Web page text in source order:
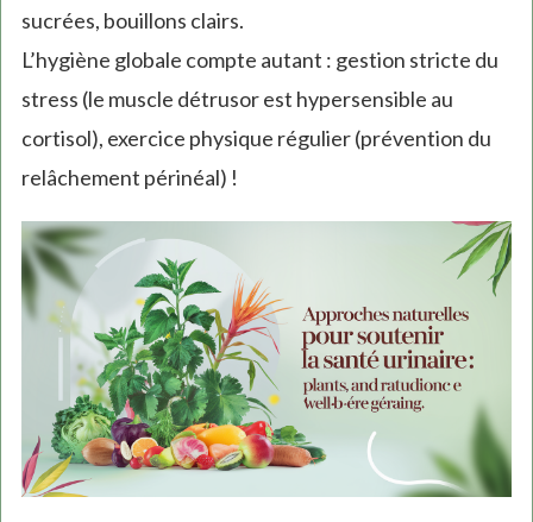
sucrées, bouillons clairs.
L’hygiène globale compte autant : gestion stricte du
stress (le muscle détrusor est hypersensible au
cortisol), exercice physique régulier (prévention du
relâchement périnéal) !